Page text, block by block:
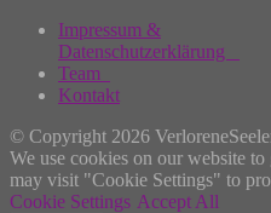
Impressum &
Datenschutzerklärung
Team
Kontakt
© Copyright 2026
We use cookies on our website
may visit "Cookie Settings" to
Cookie Settings Accept All